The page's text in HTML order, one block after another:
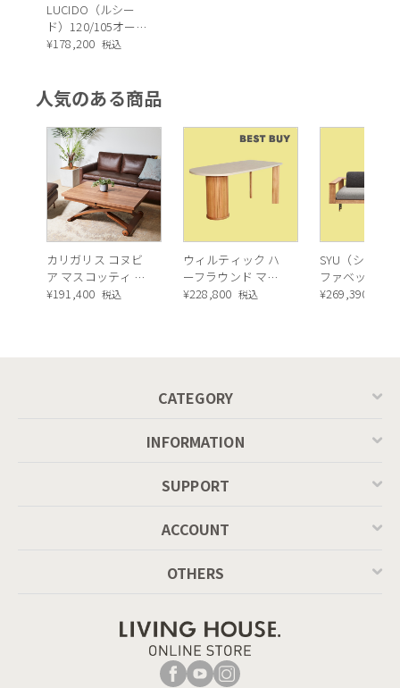
シャープなフレームに、規則性のあるグリッドデザインが生み
出す直線的でメリハリのある表情。
取手つけずにかきこみ仕様にすることでよりシンプルに使いや
LUCIDO（ルシー
ド）120/105オープ
ンダイニングボー
¥178,200 税込
人気のある商品
カリガリス コヌビ
ア マスコッティ 伸
長・昇降式テーブ
¥191,400 税込
ウィルティック ハ
ーフラウンド マテ
ィエラ塗装 ダイニ
¥228,800 税込
SYU（シュウ
ファベッド（
ュラル）
¥269,390
CATEGORY
INFORMATION
SUPPORT
ACCOUNT
OTHERS